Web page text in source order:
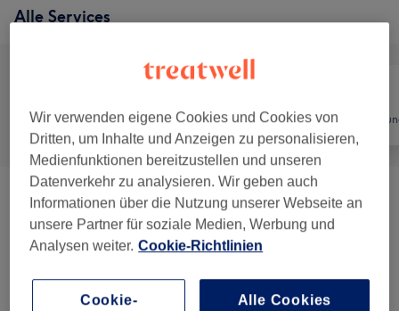
Alle Services
Alle Friseur
Damen - Haarschnitte & Stylings (20) ab 12 €
Damen - Coloration & Farbe (6)
Herren - Haarschnitte & Rasuren ( 3)
Wir verwenden eigene Cookies und Cookies von
Dritten, um Inhalte und Anzeigen zu personalisieren,
Medienfunktionen bereitzustellen und unseren
Datenverkehr zu analysieren. Wir geben auch
Informationen über die Nutzung unserer Webseite an
unsere Partner für soziale Medien, Werbung und
Analysen weiter. Cookie-Richtlinien
Cookie-
Alle Cookies